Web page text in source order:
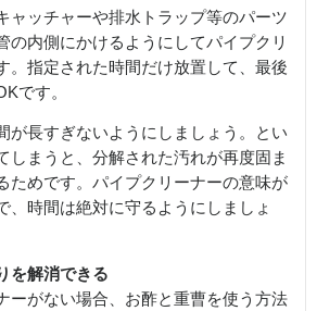
ャッチャーや排水トラップ等のパーツ
の内側にかけるようにしてパイプクリ
。指定された時間だけ放置して、最後
です。
が長すぎないようにしましょう。とい
しまうと、分解された汚れが再度固ま
ためです。パイプクリーナーの意味が
、時間は絶対に守るようにしましょ
を解消できる
ーがない場合、お酢と重曹を使う方法